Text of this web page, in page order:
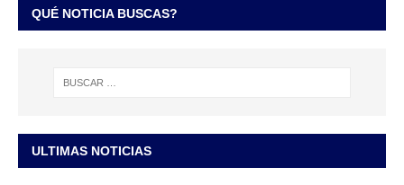
QUÉ NOTICIA BUSCAS?
ULTIMAS NOTICIAS